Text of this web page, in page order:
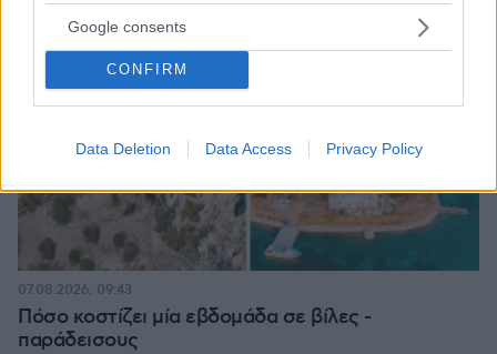
Google consents
CONFIRM
Data Deletion Data Access Privacy Policy
Πόσο κοστίζει μία εβδομάδα σε βίλες -
παράδεισους
07.08.2026, 09:43